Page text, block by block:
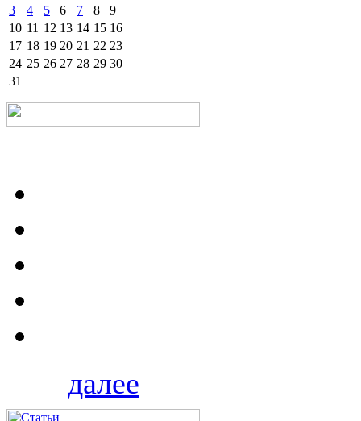
3
4 5 6 7 8
9
10 11 12 13 14 15 16
17 18 19 20 21 22 23
24 25 26 27 28 29 30
31
далее